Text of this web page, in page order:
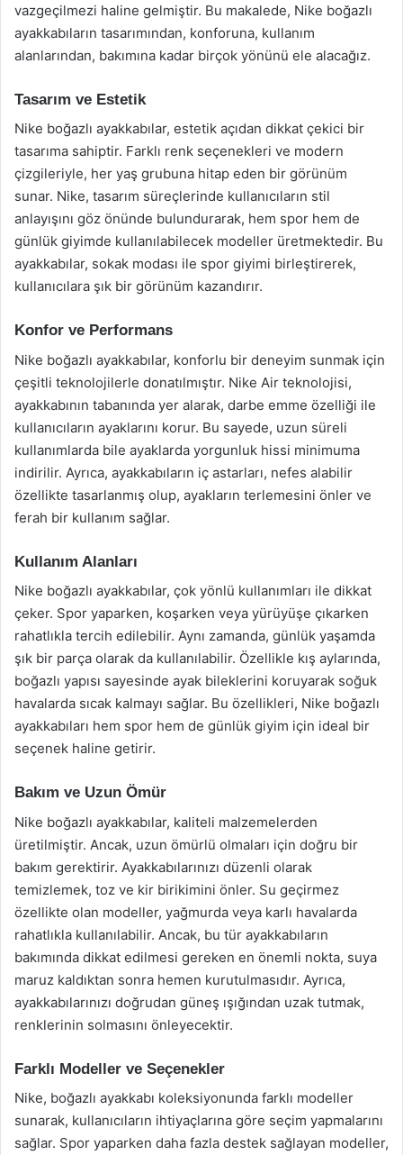
vazgeçilmezi haline gelmiştir. Bu makalede, Nike boğazlı
ayakkabıların tasarımından, konforuna, kullanım
alanlarından, bakımına kadar birçok yönünü ele alacağız.
Tasarım ve Estetik
Nike boğazlı ayakkabılar, estetik açıdan dikkat çekici bir
tasarıma sahiptir. Farklı renk seçenekleri ve modern
çizgileriyle, her yaş grubuna hitap eden bir görünüm
sunar. Nike, tasarım süreçlerinde kullanıcıların stil
anlayışını göz önünde bulundurarak, hem spor hem de
günlük giyimde kullanılabilecek modeller üretmektedir. Bu
ayakkabılar, sokak modası ile spor giyimi birleştirerek,
kullanıcılara şık bir görünüm kazandırır.
Konfor ve Performans
Nike boğazlı ayakkabılar, konforlu bir deneyim sunmak için
çeşitli teknolojilerle donatılmıştır. Nike Air teknolojisi,
ayakkabının tabanında yer alarak, darbe emme özelliği ile
kullanıcıların ayaklarını korur. Bu sayede, uzun süreli
kullanımlarda bile ayaklarda yorgunluk hissi minimuma
indirilir. Ayrıca, ayakkabıların iç astarları, nefes alabilir
özellikte tasarlanmış olup, ayakların terlemesini önler ve
ferah bir kullanım sağlar.
Kullanım Alanları
Nike boğazlı ayakkabılar, çok yönlü kullanımları ile dikkat
çeker. Spor yaparken, koşarken veya yürüyüşe çıkarken
rahatlıkla tercih edilebilir. Aynı zamanda, günlük yaşamda
şık bir parça olarak da kullanılabilir. Özellikle kış aylarında,
boğazlı yapısı sayesinde ayak bileklerini koruyarak soğuk
havalarda sıcak kalmayı sağlar. Bu özellikleri, Nike boğazlı
ayakkabıları hem spor hem de günlük giyim için ideal bir
seçenek haline getirir.
Bakım ve Uzun Ömür
Nike boğazlı ayakkabılar, kaliteli malzemelerden
üretilmiştir. Ancak, uzun ömürlü olmaları için doğru bir
bakım gerektirir. Ayakkabılarınızı düzenli olarak
temizlemek, toz ve kir birikimini önler. Su geçirmez
özellikte olan modeller, yağmurda veya karlı havalarda
rahatlıkla kullanılabilir. Ancak, bu tür ayakkabıların
bakımında dikkat edilmesi gereken en önemli nokta, suya
maruz kaldıktan sonra hemen kurutulmasıdır. Ayrıca,
ayakkabılarınızı doğrudan güneş ışığından uzak tutmak,
renklerinin solmasını önleyecektir.
Farklı Modeller ve Seçenekler
Nike, boğazlı ayakkabı koleksiyonunda farklı modeller
sunarak, kullanıcıların ihtiyaçlarına göre seçim yapmalarını
sağlar. Spor yaparken daha fazla destek sağlayan modeller,